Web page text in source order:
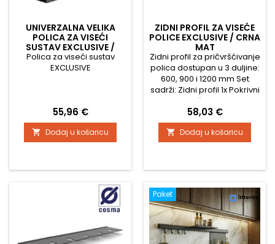
UNIVERZALNA VELIKA
POLICA ZA VISEĆI
SUSTAV EXCLUSIVE /
CRNA MAT
Polica za viseći sustav
EXCLUSIVE
Cijena
55,96 €
 Dodaj u košaricu
ZIDNI PROFIL ZA VISEĆE
POLICE EXCLUSIVE / CRNA
MAT
Zidni profil za pričvršćivanje
polica dostupan u 3 duljine:
600, 900 i 1200 mm Set
sadrži: Zidni profil 1x Pokrivni
profil 1x Bočna kapica za
profil 2x Učvršćivački
materijal
Cijena
58,03 €
 Dodaj u košaricu
Paket